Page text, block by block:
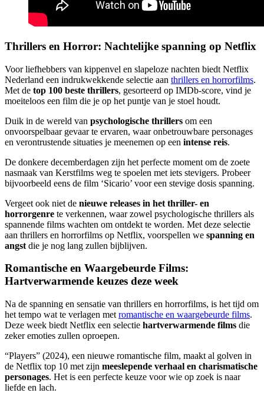
Thrillers en Horror: Nachtelijke spanning op Netflix
Voor liefhebbers van kippenvel en slapeloze nachten biedt Netflix
Nederland een indrukwekkende selectie aan thrillers en horrorfilms.
Met de top 100 beste thrillers, gesorteerd op IMDb-score, vind je
moeiteloos een film die je op het puntje van je stoel houdt.
Duik in de wereld van psychologische thrillers om een
onvoorspelbaar gevaar te ervaren, waar onbetrouwbare personages
en verontrustende situaties je meenemen op een intense reis.
De donkere decemberdagen zijn het perfecte moment om de zoete
nasmaak van Kerstfilms weg te spoelen met iets stevigers. Probeer
bijvoorbeeld eens de film ‘Sicario’ voor een stevige dosis spanning.
Vergeet ook niet de nieuwe releases in het thriller- en
horrorgenre te verkennen, waar zowel psychologische thrillers als
spannende films wachten om ontdekt te worden. Met deze selectie
aan thrillers en horrorfilms op Netflix, voorspellen we spanning en
angst die je nog lang zullen bijblijven.
Romantische en Waargebeurde Films:
Hartverwarmende keuzes deze week
Na de spanning en sensatie van thrillers en horrorfilms, is het tijd om
het tempo wat te verlagen met romantische en waargebeurde films.
Deze week biedt Netflix een selectie hartverwarmende films die
zeker emoties zullen oproepen.
“Players” (2024), een nieuwe romantische film, maakt al golven in
de Netflix top 10 met zijn meeslepende verhaal en charismatische
personages. Het is een perfecte keuze voor wie op zoek is naar
liefde en lach.